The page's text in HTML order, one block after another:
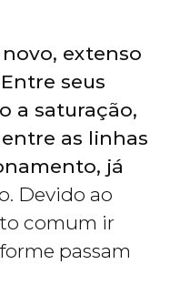
novo, extenso
seus
a saturação,
as linhas
já
Devido ao
comum ir
passam